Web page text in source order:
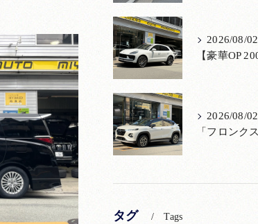
2026/08/02
2026/08/02
タグ Tags